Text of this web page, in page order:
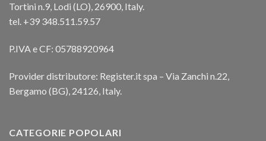
Tortini n.9, Lodi (LO), 26900, Italy.
tel. +39 348.511.59.57
P.IVA e CF: 05788920964
Provider distributore: Register.it spa – Via Zanchi n.22,
Bergamo (BG), 24126, Italy.
CATEGORIE POPOLARI